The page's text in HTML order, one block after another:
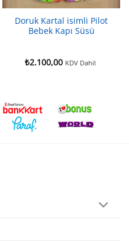
Doruk Kartal isimli Pilot
Bebek Kapı Süsü
₺2.100,00 KDV Dahil